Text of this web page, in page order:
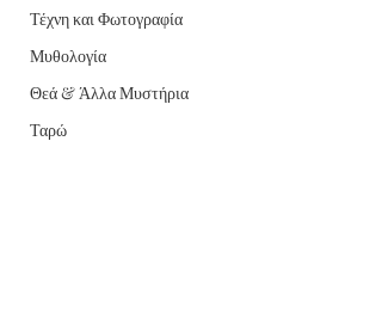
Τέχνη και Φωτογραφία
Μυθολογία
Θεά & Άλλα Μυστήρια
Ταρώ